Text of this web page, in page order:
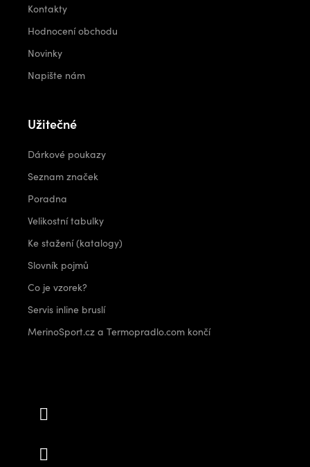
Kontakty
Hodnocení obchodu
Novinky
Napište nám
Užitečné
Dárkové poukazy
Seznam značek
Poradna
Velikostní tabulky
Ke stažení (katalogy)
Slovník pojmů
Co je vzorek?
Servis inline bruslí
MerinoSport.cz a Termopradlo.com končí